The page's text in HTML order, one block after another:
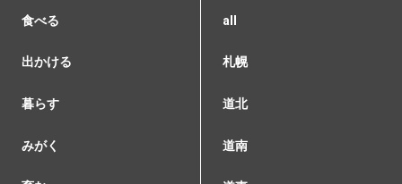
食べる
出かける
暮らす
みがく
all
札幌
道北
道南